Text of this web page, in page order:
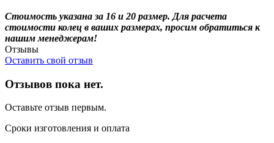
Стоимость указана за 16 и 20 размер. Для расчета
стоимости колец в ваших размерах, просим обратиться к
нашим менеджерам!
Отзывы
Оставить свой отзыв
Отзывов пока нет.
Оставьте отзыв первым.
Сроки изготовления и оплата